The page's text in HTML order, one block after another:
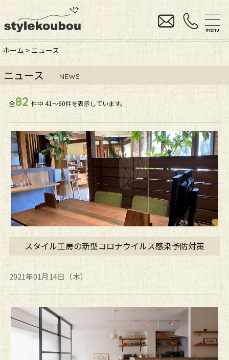
menu
ホーム > ニュース
ニュース NEWS
全82 件中41〜60件を表示しています。
スタイル工房の新型コロナウイルス感染予防対策
2021年01月14日（木）